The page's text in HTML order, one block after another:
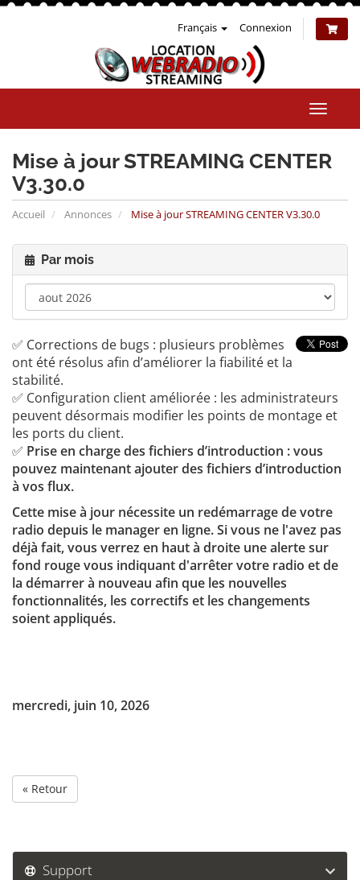
Français Connexion
la
Mise à jour STREAMING CENTER
V3.30.0
Accueil Annonces Mise à jour STREAMING CENTER V3.30.0
Par mois
✅ Corrections de bugs : plusieurs problèmes
ont été résolus afin d’améliorer la fiabilité et la
stabilité.
✅ Configuration client améliorée : les administrateurs
peuvent désormais modifier les points de montage et
les ports du client.
✅ Prise en charge des fichiers d’introduction : vous
pouvez maintenant ajouter des fichiers d’introduction
à vos flux.
Cette mise à jour nécessite un redémarrage de votre
radio depuis le manager en ligne. Si vous ne l'avez pas
déjà fait, vous verrez en haut à droite une alerte sur
fond rouge vous indiquant d'arrêter votre radio et de
la démarrer à nouveau afin que les nouvelles
fonctionnalités, les correctifs et les changements
soient appliqués.
mercredi, juin 10, 2026
« Retour
Support